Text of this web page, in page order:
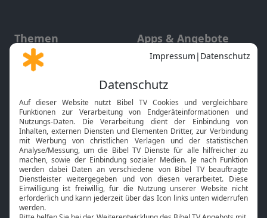
Themen
Gott und Bibel erklärt
Neuigkeiten
Apps & Angebote
Mobile App
Smart TV
HbbTV
Bibelthek Online-Bibel
Nächster Gottesdienst
Bibel TV Service